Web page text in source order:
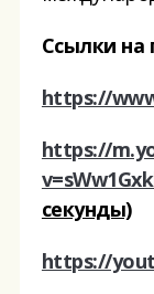
Ссылки
https://
https://
секунды)
https://